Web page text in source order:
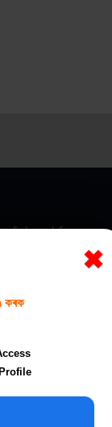
✖
কৰক
and fun.
we aim